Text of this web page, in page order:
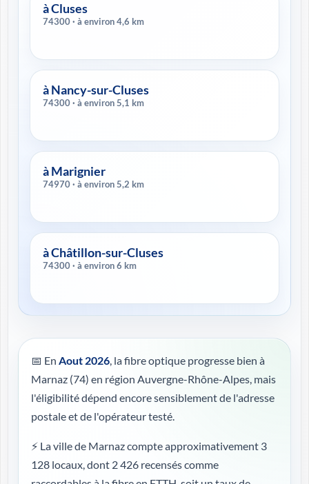
à Cluses
74300 · à environ 4,6 km
à Nancy-sur-Cluses
74300 · à environ 5,1 km
à Marignier
74970 · à environ 5,2 km
à Châtillon-sur-Cluses
74300 · à environ 6 km
📅 En Aout 2026, la fibre optique progresse bien à
Marnaz (74) en région Auvergne-Rhône-Alpes, mais
l'éligibilité dépend encore sensiblement de l'adresse
postale et de l'opérateur testé.
⚡ La ville de Marnaz compte approximativement 3
128 locaux, dont 2 426 recensés comme